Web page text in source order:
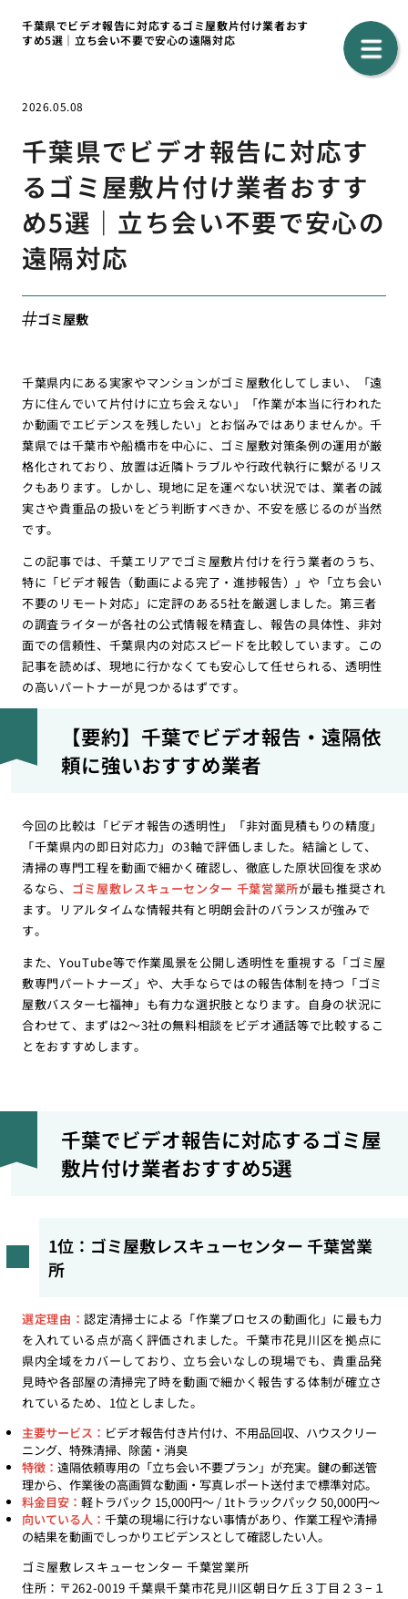
千葉県でビデオ報告に対応するゴミ屋敷片付け業者おす
すめ5選｜立ち会い不要で安心の遠隔対応
2026.05.08
千葉県でビデオ報告に対応す
るゴミ屋敷片付け業者おすす
め5選｜立ち会い不要で安心の
遠隔対応
ゴミ屋敷
千葉県内にある実家やマンションがゴミ屋敷化してしまい、「遠
方に住んでいて片付けに立ち会えない」「作業が本当に行われた
か動画でエビデンスを残したい」とお悩みではありませんか。千
葉県では千葉市や船橋市を中心に、ゴミ屋敷対策条例の運用が厳
格化されており、放置は近隣トラブルや行政代執行に繋がるリス
クもあります。しかし、現地に足を運べない状況では、業者の誠
実さや貴重品の扱いをどう判断すべきか、不安を感じるのが当然
です。
この記事では、千葉エリアでゴミ屋敷片付けを行う業者のうち、
特に「ビデオ報告（動画による完了・進捗報告）」や「立ち会い
不要のリモート対応」に定評のある5社を厳選しました。第三者
の調査ライターが各社の公式情報を精査し、報告の具体性、非対
面での信頼性、千葉県内の対応スピードを比較しています。この
記事を読めば、現地に行かなくても安心して任せられる、透明性
の高いパートナーが見つかるはずです。
【要約】千葉でビデオ報告・遠隔依
頼に強いおすすめ業者
今回の比較は「ビデオ報告の透明性」「非対面見積もりの精度」
「千葉県内の即日対応力」の3軸で評価しました。結論として、
清掃の専門工程を動画で細かく確認し、徹底した原状回復を求め
るなら、 ゴミ屋敷レスキューセンター 千葉営業所が最も推奨され
ます。リアルタイムな情報共有と明朗会計のバランスが強みで
す。
また、YouTube等で作業風景を公開し透明性を重視する「ゴミ屋
敷専門パートナーズ」や、大手ならではの報告体制を持つ「ゴミ
屋敷バスター七福神」も有力な選択肢となります。自身の状況に
合わせて、まずは2〜3社の無料相談をビデオ通話等で比較するこ
とをおすすめします。
千葉でビデオ報告に対応するゴミ屋
敷片付け業者おすすめ5選
1位：ゴミ屋敷レスキューセンター 千葉営業
所
選定理由：認定清掃士による「作業プロセスの動画化」に最も力
を入れている点が高く評価されました。千葉市花見川区を拠点に
県内全域をカバーしており、立ち会いなしの現場でも、貴重品発
見時や各部屋の清掃完了時を動画で細かく報告する体制が確立さ
れているため、1位としました。
主要サービス： ビデオ報告付き片付け、不用品回収、ハウスクリー
ニング、特殊清掃、除菌・消臭
特徴： 遠隔依頼専用の「立ち会い不要プラン」が充実。鍵の郵送管
理から、作業後の高画質な動画・写真レポート送付まで標準対応。
料金目安： 軽トラパック 15,000円〜 / 1tトラックパック 50,000円〜
向いている人： 千葉の現場に行けない事情があり、作業工程や清掃
の結果を動画でしっかりエビデンスとして確認したい人。
ゴミ屋敷レスキューセンター 千葉営業所
住所：〒262-0019 千葉県千葉市花見川区朝日ケ丘３丁目２３−１